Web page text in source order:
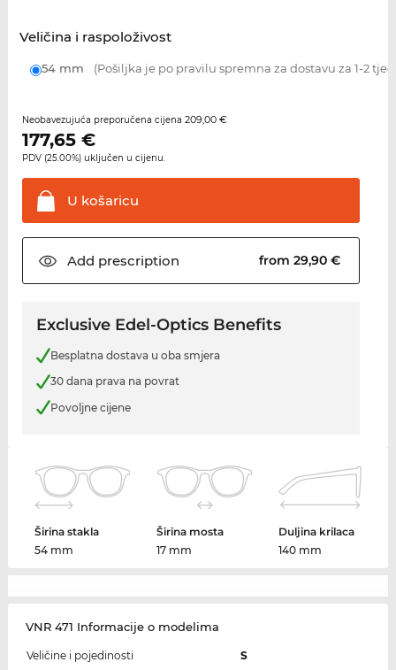
Veličina i raspoloživost
54 mm (Pošiljka je po pravilu spremna za dostavu za 1-2
Neobavezujuća preporučena cijena 209,00 €
177,65€
PDV (25.00%) uključen u cijenu.
U košaricu
Add prescription from 29,90 €
Exclusive Edel-Optics Benefits
Besplatna dostava u oba smjera
30 dana prava na povrat
Povoljne cijene
Širina stakla
54 mm
Širina mosta
17 mm
Duljina krilaca
140 mm
VNR 471 Informacije o modelima
Veličine i pojedinosti
S